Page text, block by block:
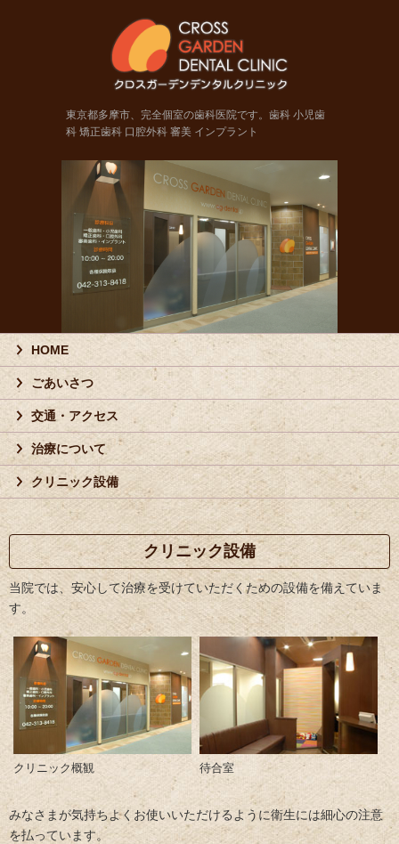
東京都多摩市、完全個室の歯科医院です。歯科 小児歯
科 矯正歯科 口腔外科 審美 インプラント
HOME
ごあいさつ
交通・アクセス
治療について
クリニック設備
クリニック設備
当院では、安心して治療を受けていただくための設備を備えていま
す。
クリニック概観 待合室
みなさまが気持ちよくお使いいただけるように衛生には細心の注意
を払っています。